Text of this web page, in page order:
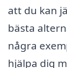
att du kan
bästa
några
hjälpa dig